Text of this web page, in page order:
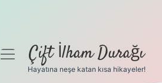
menüyüÇift İlham Durağı
Hayatına neşe katan kısa hikayeler!